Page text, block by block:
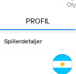
PROFIL
Spillerdetaljer